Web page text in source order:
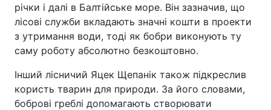
річки і далі в Балтійське море. Він зазначив, що
лісові служби вкладають значні кошти в проекти
з утримання води, тоді як бобри виконують ту
саму роботу абсолютно безкоштовно.
Інший лісничий Яцек Щепанік також підкреслив
користь тварин для природи. За його словами,
боброві греблі допомагають створювати